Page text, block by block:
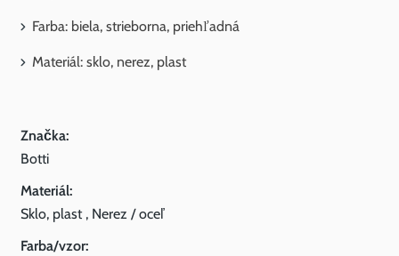
Farba: biela, strieborna, priehľadná
Materiál: sklo, nerez, plast
Značka:
Botti
Materiál:
Sklo, plast , Nerez / oceľ
Farba/vzor: